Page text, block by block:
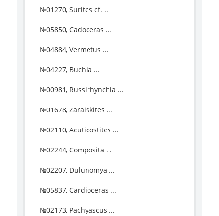
№01270, Surites cf. ...
№05850, Cadoceras ...
№04884, Vermetus ...
№04227, Buchia ...
№00981, Russirhynchia ...
№01678, Zaraiskites ...
№02110, Acuticostites ...
№02244, Composita ...
№02207, Dulunomya ...
№05837, Cardioceras ...
№02173, Pachyascus ...